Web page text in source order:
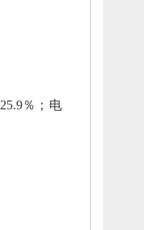
25.9％； 电